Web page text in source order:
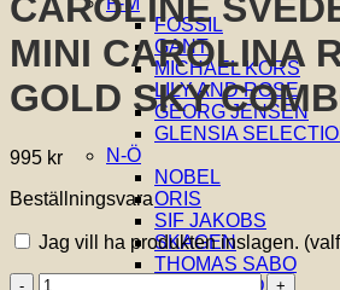
FOSSIL
GANT
MICHAEL KORS
LILY AND ROSE
GEORG JENSEN
GLENSIA
N-Ö
NOBEL
ORIS
SIF JAKOBS
SKAGEN
THOMAS SABO
VIDAL & VIDAL
CAROLINE
MINI CAROLINA
GOLD SKY
995 kr
Beställningsvara
Jag vill ha produkten inslagen.
CAROLINE